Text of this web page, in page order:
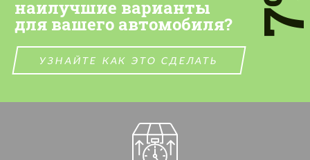
наилучшие варианты
для вашего автомобиля?
УЗНАЙТЕ КАК ЭТО СДЕЛАТЬ
СВЯЖИТЕСЬ СО МНОЙ
СВЯЖИТЕСЬ СО МНОЙ
Мы говорим на вашем языке